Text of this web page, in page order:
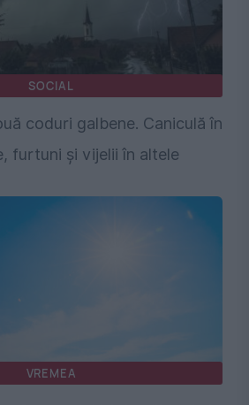
SOCIAL
coduri galbene. Caniculă în
furtuni și vijelii în altele
VREMEA